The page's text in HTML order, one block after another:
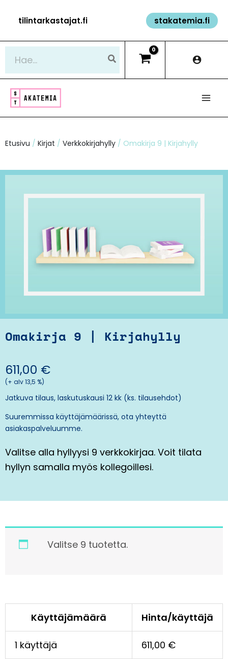
sisältöön
tilintarkastajat.fi stakatemia.fi
Etusivu / Kirjat / Verkkokirjahylly / Omakirja 9 | Kirjahylly
Omakirja 9 | Kirjahylly
611,00 €
(+ alv 13,5 %)
Jatkuva tilaus, laskutuskausi 12 kk (ks. tilausehdot)
Suuremmissa käyttäjämäärissä, ota yhteyttä
asiakaspalveluumme.
Valitse alla hyllyysi 9 verkkokirjaa. Voit tilata
hyllyn samalla myös kollegoillesi.
Valitse 9 tuotetta.
Käyttäjämäärä Hinta/käyttäjä
1 käyttäjä 611,00 €